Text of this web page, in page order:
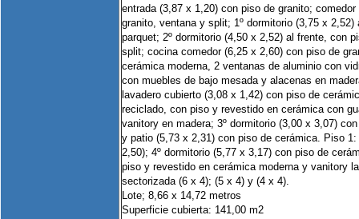
entrada (3,87 x 1,20) con piso de granito;
granito, ventana y split; 1º dormitorio (3,75 x
parquet; 2º dormitorio (4,50 x 2,52) al frente, con
split; cocina comedor (6,25 x 2,60) con piso de
cerámica moderna, 2 ventanas de aluminio con
con muebles de bajo mesada y alacenas en
lavadero cubierto (3,08 x 1,42) con piso de
reciclado, con piso y revestido en cerámica con
vanitory en madera; 3º dormitorio (3,00 x 3,07)
y patio (5,73 x 2,31) con piso de cerámica. Piso
2,50); 4º dormitorio (5,77 x 3,17) con piso de
piso y revestido en cerámica moderna y vanitory
sectorizada (6 x 4); (5 x 4) y (4 x 4).
Lote; 8,66 x 14,72 metros
Superficie cubierta: 141,00 m2